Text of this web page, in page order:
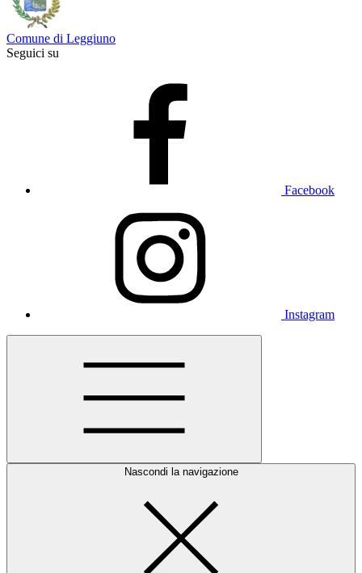
Comune di Leggiuno
Seguici su
Facebook
Instagram
Nascondi la navigazione